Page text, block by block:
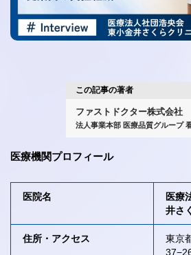
この記事の著者
ファストドクター株式会社
法人事業本部 医療品質グループ
医療機関プロフィール
医院名
医療
井さ
住所・アクセス
東京